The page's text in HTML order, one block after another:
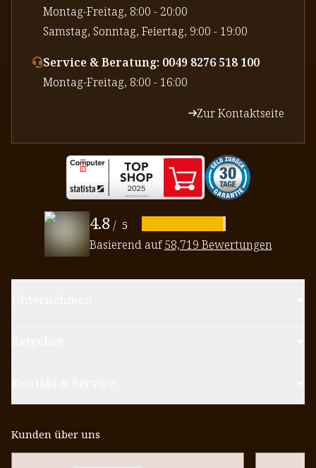
⁠Montag-Freitag, 8:00 - 20:00
⁠Samstag, Sonntag, Feiertag, 9:00 - 19:00
Service & Beratung: 0049 8276 518 100
⁠Montag-Freitag, 8:00 - 16:00
Zur Kontaktseite
4.8 / 5
Basierend auf58,719 Bewertungen
Kunden über uns